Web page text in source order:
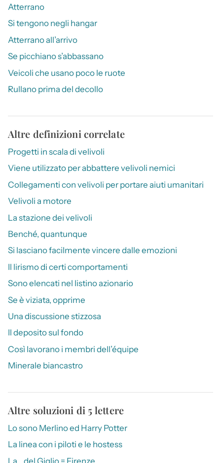
Atterrano
Si tengono negli hangar
Atterrano all’arrivo
Se picchiano s’abbassano
Veicoli che usano poco le ruote
Rullano prima del decollo
Altre definizioni correlate
Progetti in scala di velivoli
Viene utilizzato per abbattere velivoli nemici
Collegamenti con velivoli per portare aiuti umanitari
Velivoli a motore
La stazione dei velivoli
Benché, quantunque
Si lasciano facilmente vincere dalle emozioni
Il lirismo di certi comportamenti
Sono elencati nel listino azionario
Se è viziata, opprime
Una discussione stizzosa
Il deposito sul fondo
Così lavorano i membri dell’équipe
Minerale biancastro
Altre soluzioni di 5 lettere
Lo sono Merlino ed Harry Potter
La linea con i piloti e le hostess
La _ del Giglio = Firenze